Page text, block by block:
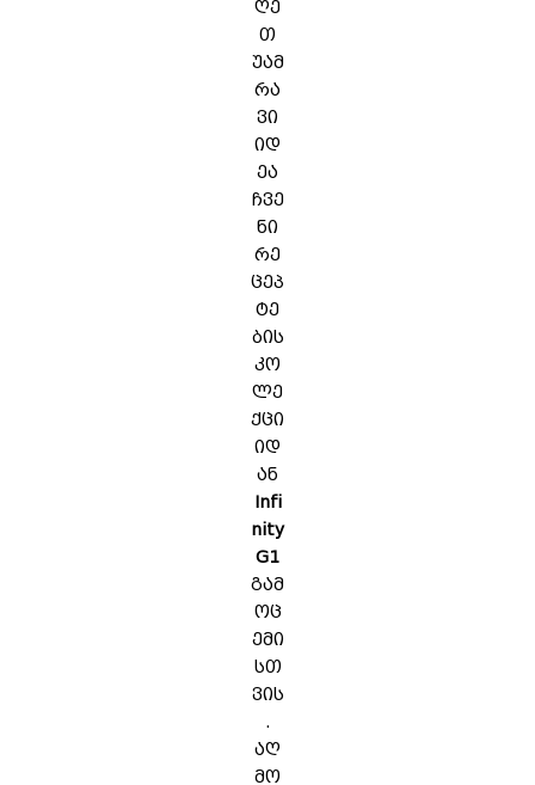
ღე
თ
უამ
რა
ვი
იდ
ეა
ჩვე
ნი
რე
ცეპ
ტე
ბის
კო
ლე
ქცი
იდ
ან
Infi
nity
G1
გამ
ოც
ემი
სთ
ვის
.
აღ
მო